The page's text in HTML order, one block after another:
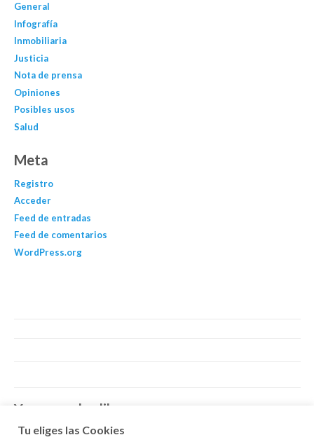
General
Infografía
Inmobiliaria
Justicia
Nota de prensa
Opiniones
Posibles usos
Salud
Meta
Registro
Acceder
Feed de entradas
Feed de comentarios
WordPress.org
You may also like…
Tu eliges las Cookies